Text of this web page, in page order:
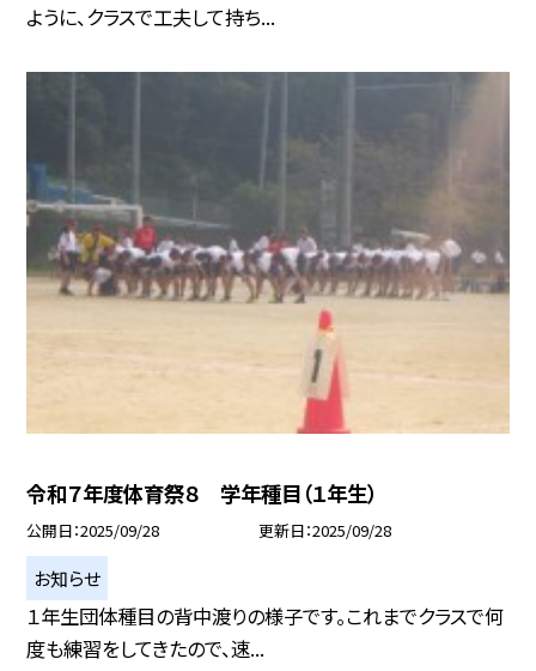
ように、クラスで工夫して持ち...
令和７年度体育祭８ 学年種目（１年生）
公開日 2025/09/28 更新日 2025/09/28
お知らせ
１年生団体種目の背中渡りの様子です。これまでクラスで何
度も練習をしてきたので、速...